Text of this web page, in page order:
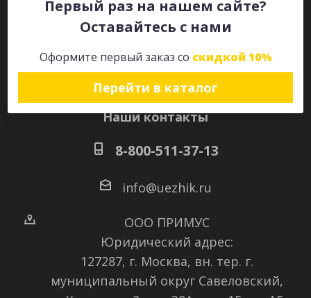
Первый раз на нашем сайте?
Оставайтесь с нами
Оформите первый заказ со скидкой 10%
Перейти в каталог
Наши контакты
8-800-511-37-13
info@uezhik.ru
ООО ПРИМУС
Юридический адрес:
127287, г. Москва, вн. тер. г.
муниципальный округ Савеловский,